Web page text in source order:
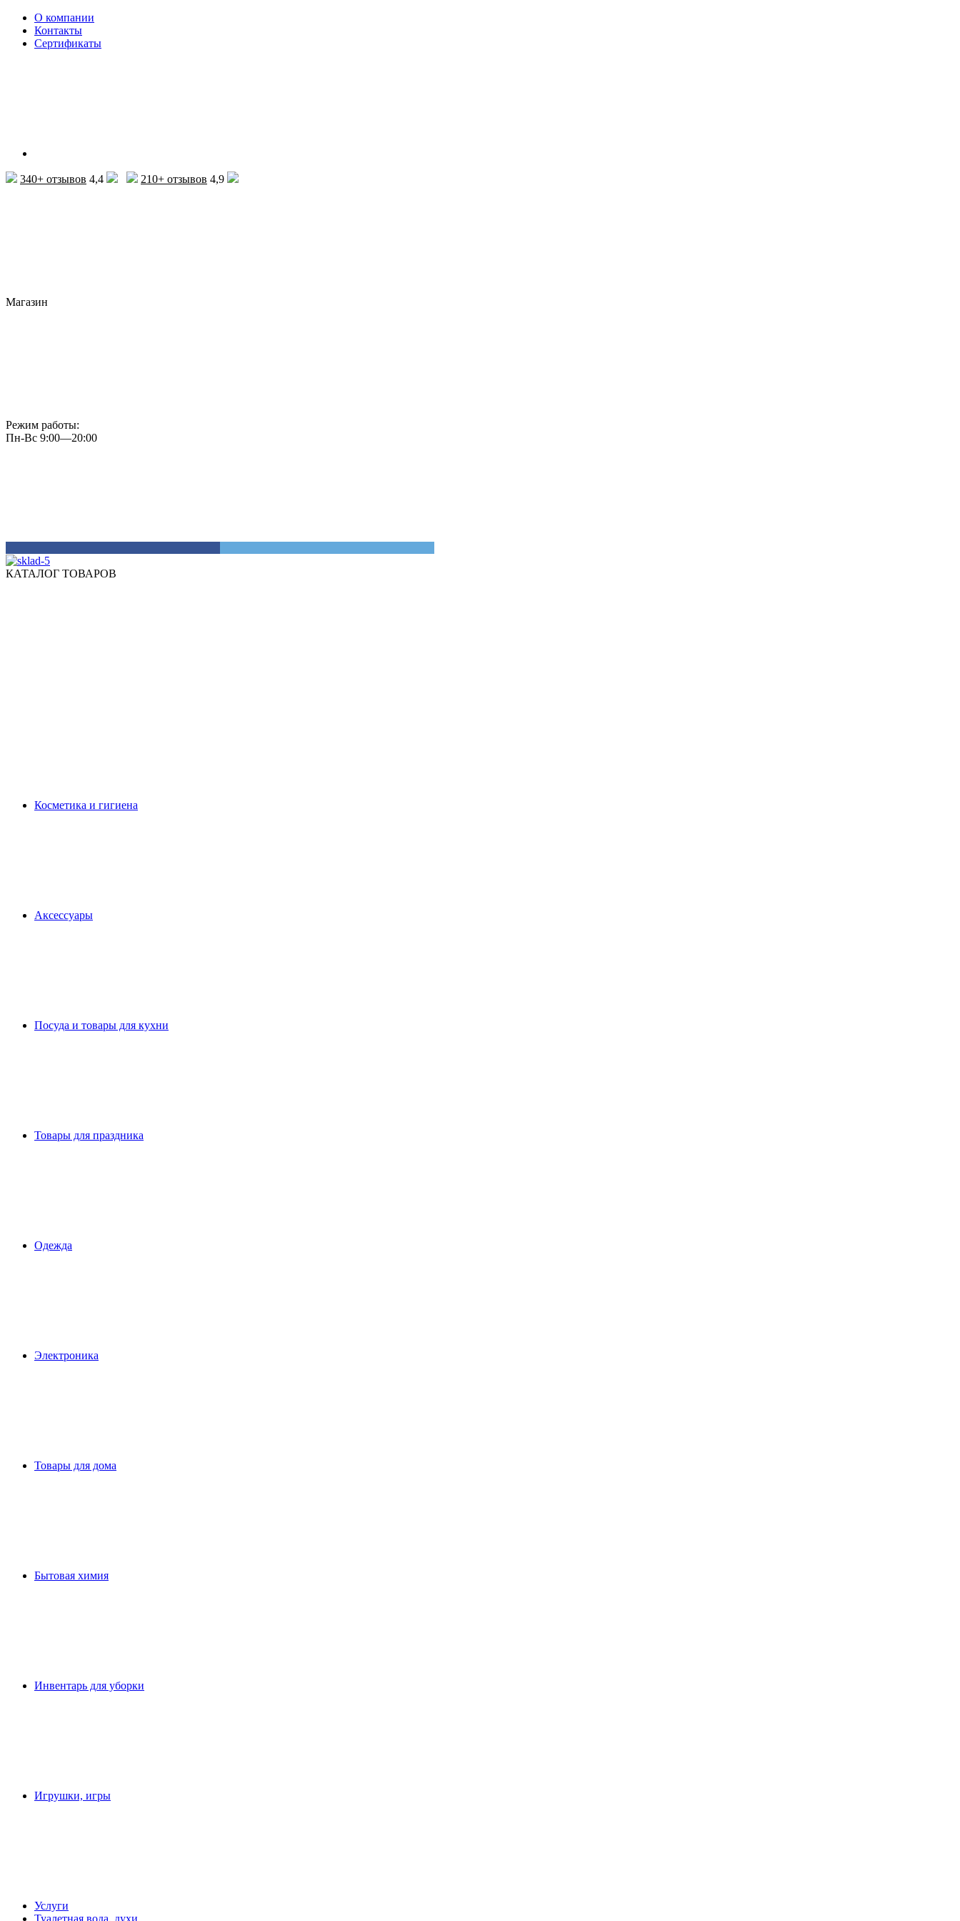
О компании
Контакты
Сертификаты
340+ отзывов 4,4 210+ отзывов 4,9
Магазин
Режим работы:
Пн-Вс 9:00—20:00
КАТАЛОГ ТОВАРОВ
Косметика и гигиена
Аксессуары
Посуда и товары для кухни
Товары для праздника
Одежда
Электроника
Товары для дома
Бытовая химия
Инвентарь для уборки
Игрушки, игры
Услуги
Туалетная вода, духи